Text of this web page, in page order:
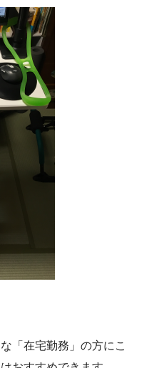
「在宅勤務」の方にこ